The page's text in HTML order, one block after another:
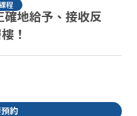
程
地給予、接收反
！
約